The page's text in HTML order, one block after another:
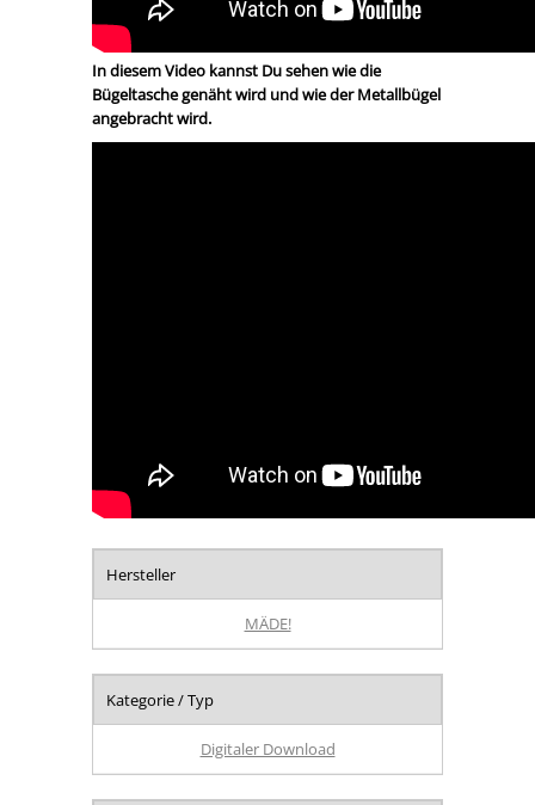
In diesem Video kannst Du sehen wie die
Bügeltasche genäht wird und wie der Metallbügel
angebracht wird.
Hersteller
MÄDE!
Kategorie / Typ
Digitaler Download